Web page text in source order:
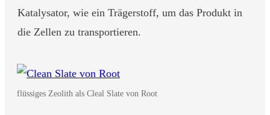
Katalysator, wie ein Trägerstoff, um das Produkt in
die Zellen zu transportieren.
flüssiges Zeolith als Cleal Slate von Root